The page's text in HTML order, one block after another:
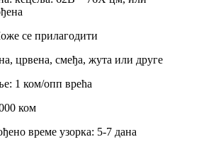
се прилагодити
црвена, смеђа, жута или друге
1 ком/опп врећа
ком
време узорка: 5-7 дана